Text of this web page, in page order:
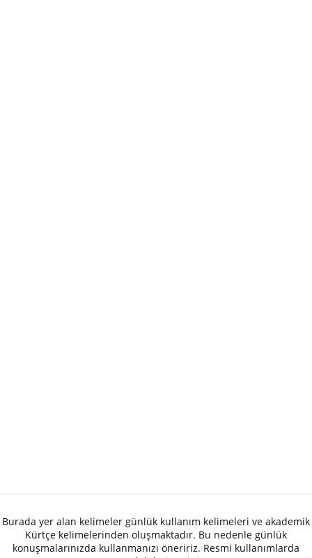
Burada yer alan kelimeler günlük kullanım kelimeleri ve akademik
Kürtçe kelimelerinden oluşmaktadır. Bu nedenle günlük
konuşmalarınızda kullanmanızı öneririz. Resmi kullanımlarda